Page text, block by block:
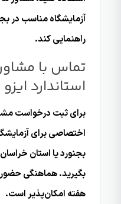
آزمایشگاه مناسب در
راهنمایی کند.
تماس با
استاندارد ایزو 17025 در بجنورد
برای ثبت درخواست
اختصاصی برای
بجنورد یا استان
بگیرید. هماهنگی
هفته امکان‌پذیر است.